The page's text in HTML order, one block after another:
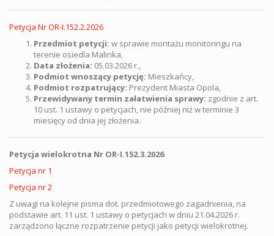
Petycja Nr OR-I.152.2.2026
Przedmiot petycji: w sprawie montażu monitoringu na
terenie osiedla Malinka,
Data złożenia: 05.03.2026 r.,
Podmiot wnoszący petycję: Mieszkańcy,
Podmiot rozpatrujący: Prezydent Miasta Opola,
Przewidywany termin załatwienia sprawy: zgodnie z art.
10 ust. 1 ustawy o petycjach, nie później niż w terminie 3
miesięcy od dnia jej złożenia.
Petycja wielokrotna Nr OR-I.152.3.2026
Petycja nr 1
Petycja nr 2
Z uwagi na kolejne pisma dot. przedmiotowego zagadnienia, na
podstawie art. 11 ust. 1 ustawy o petycjach w dniu 21.04.2026 r.
zarządzono łączne rozpatrzenie petycji jako petycji wielokrotnej.